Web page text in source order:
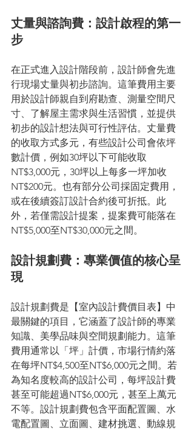
丈量與諮詢費：設計啟程的第一
步
在正式進入設計階段前，設計師會先進
行現場丈量與初步諮詢。這筆費用主要
用於設計師親自到府勘查、測量空間尺
寸、了解屋主需求與生活習慣，並提供
初步的設計想法與可行性評估。丈量費
的收取方式多元，有些設計公司會依坪
數計價，例如30坪以下可能收取
NT$3,000元，30坪以上每多一坪加收
NT$200元。也有部分公司採固定費用，
或在後續簽訂設計合約後可折抵。此
外，若僅需設計提案，提案費可能落在
NT$5,000至NT$30,000元之間。
設計規劃費：專業價值的核心呈
現
設計規劃費是【室內設計費價目表】中
最關鍵的項目，它涵蓋了設計師的專業
知識、美學品味與空間規劃能力。這筆
費用通常以「坪」計價，市場行情約落
在每坪NT$4,500至NT$6,000元之間。若
為知名度較高的設計公司，每坪設計費
甚至可能超過NT$6,000元，甚至上萬元
不等。設計規劃費包含平面配置圖、水
電配置圖、立面圖、建材挑選、動線規